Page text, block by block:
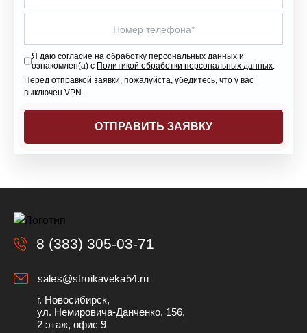
Я даю согласие на обработку персональных данныхи
ознакомлен(а) с Политикой обработки персональных данных.
Перед отправкой заявки, пожалуйста, убедитесь, что у вас
выключен VPN.
8 (383) 305-03-71
sales@stroikaveka54.ru
г. Новосибирск,
ул. Немировича-Данченко, 156,
2 этаж, офис 9